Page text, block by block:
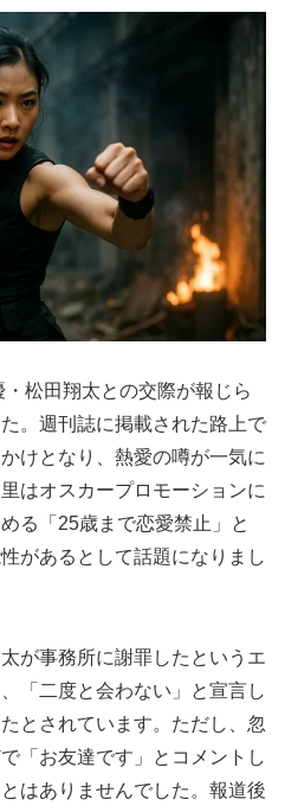
松田翔太との交際が報じら
。週刊誌に掲載された路上で
けとなり、熱愛の噂が一気に
はオスカープロモーションに
る「25歳まで恋愛禁止」と
があるとして話題になりまし
が事務所に謝罪したというエ
「二度と会わない」と宣言し
とされています。ただし、忽
「お友達です」とコメントし
はありませんでした。報道後